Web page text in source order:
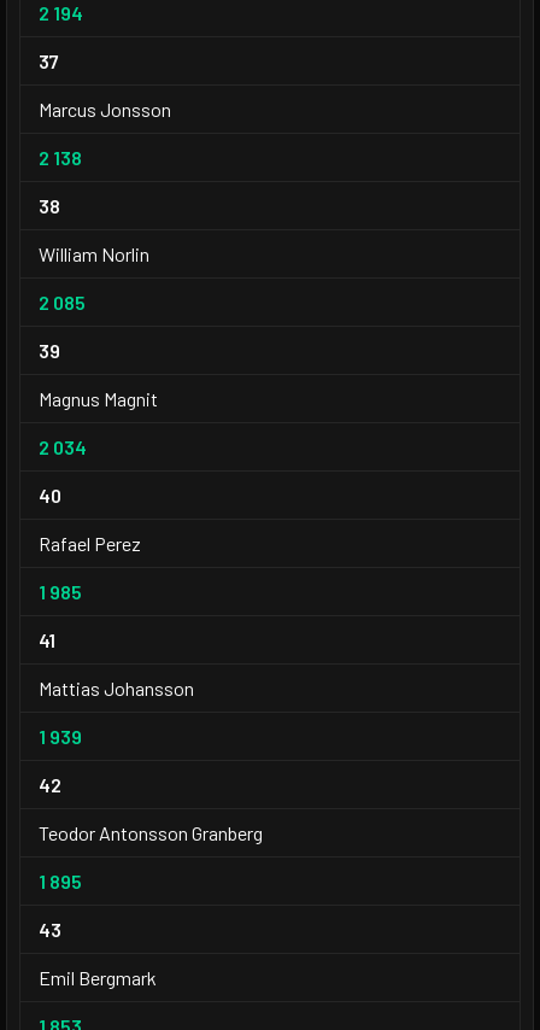
2 194
37
Marcus Jonsson
2 138
38
William Norlin
2 085
39
Magnus Magnit
2 034
40
Rafael Perez
1 985
41
Mattias Johansson
1 939
42
Teodor Antonsson Granberg
1 895
43
Emil Bergmark